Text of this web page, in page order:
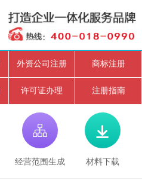
外资公司注册 商标注册
许可证办理 注册指南

经营范围生成

材料下载